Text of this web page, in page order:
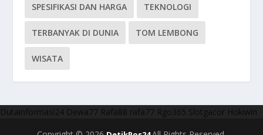
SPESIFIKASI DAN HARGA TEKNOLOGI
TERBANYAK DI DUNIA TOM LEMBONG
WISATA
Dutainformasi24 Dewa77 Rafa88 rafa77 Rgo365 Slotgacor Hokiwin